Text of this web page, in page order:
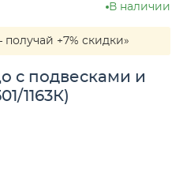
В наличии
+7% скидки»
с подвесками и
1163К)